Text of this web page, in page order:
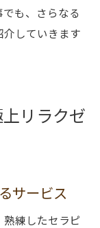
も、さらなる
していきます
リラクゼ
サービス
練したセラピ